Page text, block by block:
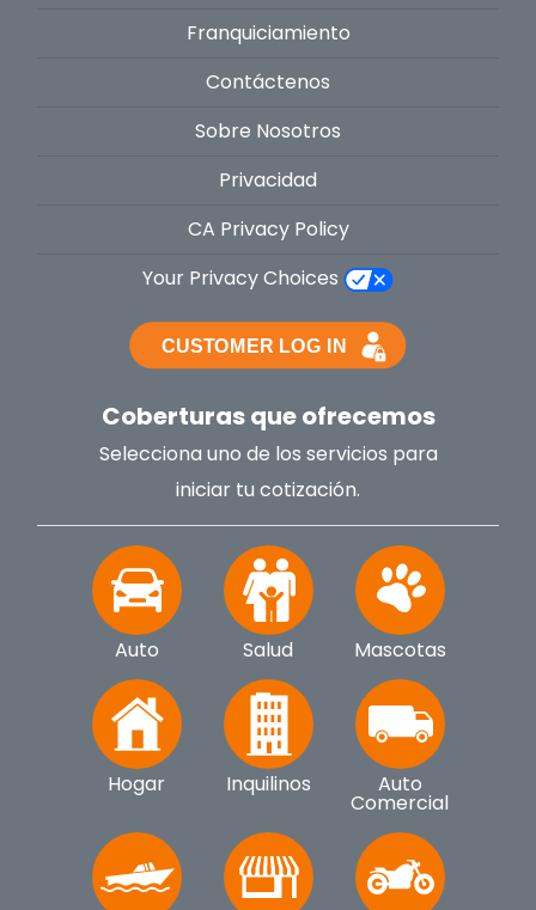
Franquiciamiento
Contáctenos
Sobre Nosotros
Privacidad
CA Privacy Policy
Your Privacy Choices
Coberturas que ofrecemos
Selecciona uno de los servicios para
iniciar tu cotización.
Auto Salud Mascotas
Hogar Inquilinos Auto
Comercial